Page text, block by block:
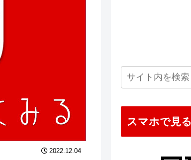
2022.12.04
スマホで見る